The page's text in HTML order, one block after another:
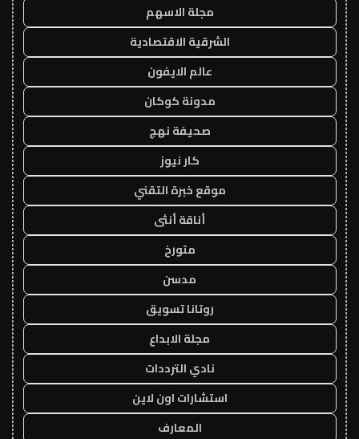
مجلة الاسهم
الشرقية الاقتصادية
عالم الايفون
مدونة كوكان
صحيفة نهج
كار نيوز
موقع خبرة التقني
أناقة أنثى
متورخ
مدسن
روتانا تسويق
مجلة الابداع
نادي الترددات
استشارات اون لاين
المعارف